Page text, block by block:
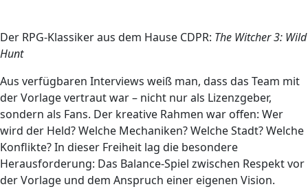
Der RPG-Klassiker aus dem Hause CDPR: The Witcher 3: Wild
Hunt
Aus verfügbaren Interviews weiß man, dass das Team mit
der Vorlage vertraut war – nicht nur als Lizenzgeber,
sondern als Fans. Der kreative Rahmen war offen: Wer
wird der Held? Welche Mechaniken? Welche Stadt? Welche
Konflikte? In dieser Freiheit lag die besondere
Herausforderung: Das Balance-Spiel zwischen Respekt vor
der Vorlage und dem Anspruch einer eigenen Vision.